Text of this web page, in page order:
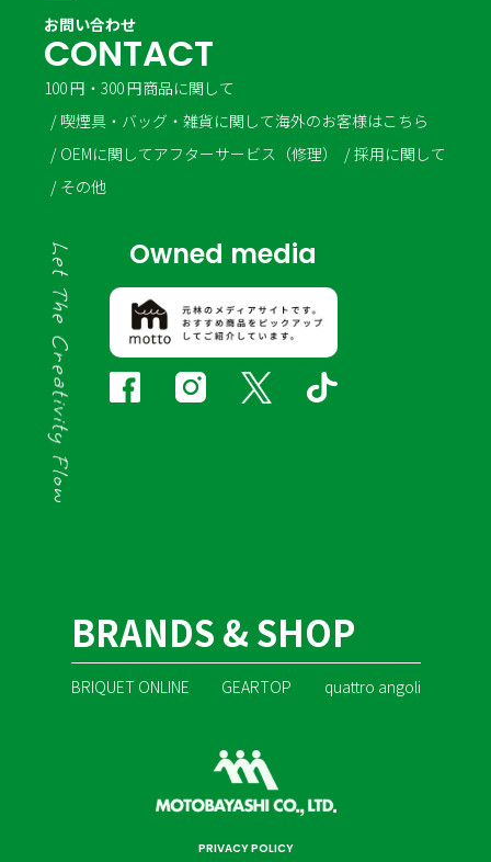
お問い合わせ
CONTACT
100 円・300 円商品に関して
喫煙具・バッグ・雑貨に関して海外のお客様はこちら
OEMに関してアフターサービス（修理）
採用に関して
その他
Owned media
BRANDS & SHOP
BRIQUET ONLINE GEARTOP quattro angoli
PRIVACY POLICY